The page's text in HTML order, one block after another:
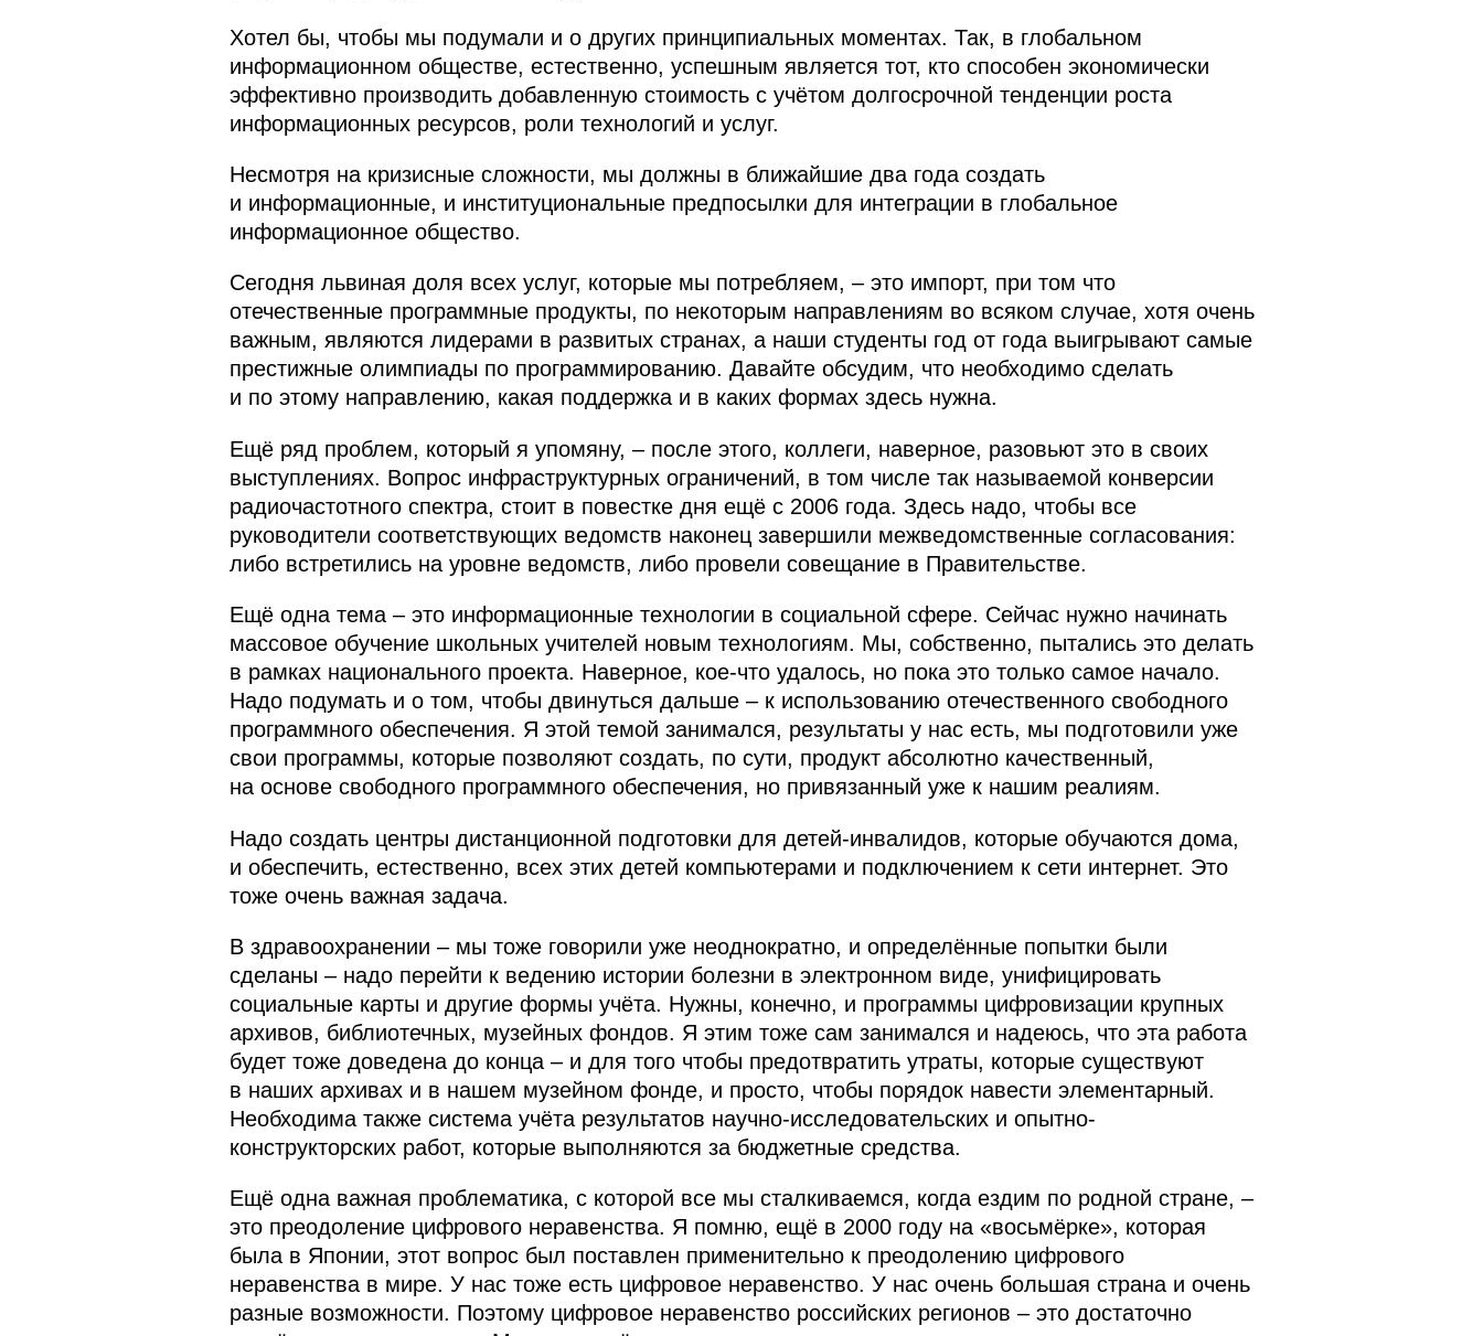
Хотел бы, чтобы мы подумали и о других принципиальных моментах. Так, в глобальном
информационном обществе, естественно, успешным является тот, кто способен экономически
эффективно производить добавленную стоимость с учётом долгосрочной тенденции роста
информационных ресурсов, роли технологий и услуг.
Несмотря на кризисные сложности, мы должны в ближайшие два года создать
и информационные, и институциональные предпосылки для интеграции в глобальное
информационное общество.
Сегодня львиная доля всех услуг, которые мы потребляем, – это импорт, при том что
отечественные программные продукты, по некоторым направлениям во всяком случае, хотя очень
важным, являются лидерами в развитых странах, а наши студенты год от года выигрывают самые
престижные олимпиады по программированию. Давайте обсудим, что необходимо сделать
и по этому направлению, какая поддержка и в каких формах здесь нужна.
Ещё ряд проблем, который я упомяну, – после этого, коллеги, наверное, разовьют это в своих
выступлениях. Вопрос инфраструктурных ограничений, в том числе так называемой конверсии
радиочастотного спектра, стоит в повестке дня ещё с 2006 года. Здесь надо, чтобы все
руководители соответствующих ведомств наконец завершили межведомственные согласования:
либо встретились на уровне ведомств, либо провели совещание в Правительстве.
Ещё одна тема – это информационные технологии в социальной сфере. Сейчас нужно начинать
массовое обучение школьных учителей новым технологиям. Мы, собственно, пытались это делать
в рамках национального проекта. Наверное, кое‑что удалось, но пока это только самое начало.
Надо подумать и о том, чтобы двинуться дальше – к использованию отечественного свободного
программного обеспечения. Я этой темой занимался, результаты у нас есть, мы подготовили уже
свои программы, которые позволяют создать, по сути, продукт абсолютно качественный,
на основе свободного программного обеспечения, но привязанный уже к нашим реалиям.
Надо создать центры дистанционной подготовки для детей-инвалидов, которые обучаются дома,
и обеспечить, естественно, всех этих детей компьютерами и подключением к сети интернет. Это
тоже очень важная задача.
В здравоохранении – мы тоже говорили уже неоднократно, и определённые попытки были
сделаны – надо перейти к ведению истории болезни в электронном виде, унифицировать
социальные карты и другие формы учёта. Нужны, конечно, и программы цифровизации крупных
архивов, библиотечных, музейных фондов. Я этим тоже сам занимался и надеюсь, что эта работа
будет тоже доведена до конца – и для того чтобы предотвратить утраты, которые существуют
в наших архивах и в нашем музейном фонде, и просто, чтобы порядок навести элементарный.
Необходима также система учёта результатов научно-исследовательских и опытно-
конструкторских работ, которые выполняются за бюджетные средства.
Ещё одна важная проблематика, с которой все мы сталкиваемся, когда ездим по родной стране, –
это преодоление цифрового неравенства. Я помню, ещё в 2000 году на «восьмёрке», которая
была в Японии, этот вопрос был поставлен применительно к преодолению цифрового
неравенства в мире. У нас тоже есть цифровое неравенство. У нас очень большая страна и очень
разные возможности. Поэтому цифровое неравенство российских регионов – это достаточно